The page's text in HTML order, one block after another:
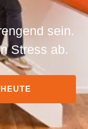
sein.
Stress ab.